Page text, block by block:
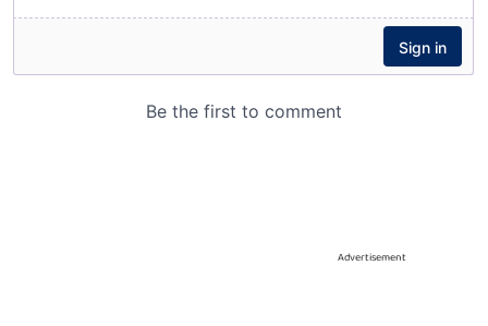
Advertisement